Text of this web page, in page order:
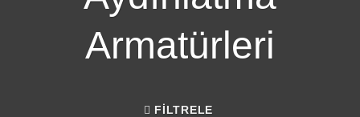
Armatürleri
FILTRELE